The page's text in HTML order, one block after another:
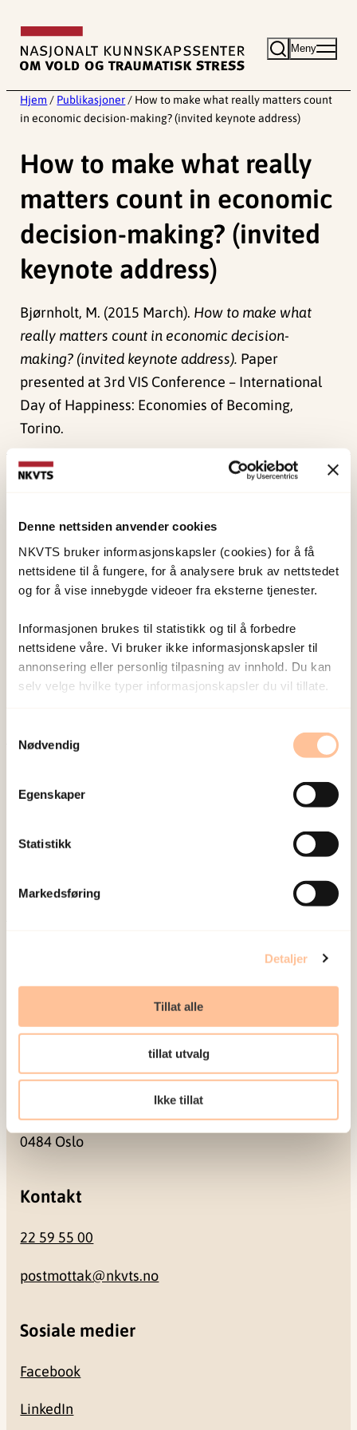
Denne nettsiden anvender cookies
NKVTS bruker informasjonskapsler (cookies) for å få
nettsidene til å fungere, for å analysere bruk av nettstedet
og for å vise innebygde videoer fra eksterne tjenester.
Informasjonen brukes til statistikk og til å forbedre
nettsidene våre. Vi bruker ikke informasjonskapsler til
annonsering eller personlig tilpasning av innhold. Du kan
selv velge hvilke typer informasjonskapsler du vil tillate.
Nødvendig
Egenskaper
Statistikk
Markedsføring
Detaljer
Tillat alle
tillat utvalg
Ikke tillat
innhold
Meny
Hjem / Publikasjoner / How to make what really matters count
in economic decision-making? (invited keynote address)
How to make what really
matters count in economic
decision-making? (invited
keynote address)
Bjørnholt, M. (2015 March). How to make what
really matters count in economic decision-
making? (invited keynote address). Paper
presented at 3rd VIS Conference – International
Day of Happiness: Economies of Becoming,
Torino.
Publisert:
om vold og traumatisk stress. Formålet er å bidra
til å forebygge og redusere de helsemessige og
sosiale konsekvensene som vold og traumatisk
Ansatte
Meld deg på vårt nyhetsbrev
0409 Oslo
Besøksadresse
Gullhaugveien 1-3
0484 Oslo
Kontakt
22 59 55 00
postmottak@nkvts.no
Sosiale medier
Facebook
LinkedIn